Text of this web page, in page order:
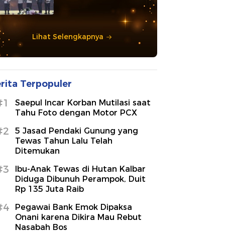
Lihat Selengkapnya
Terpopuler
Saepul Incar Korban Mutilasi saat
Tahu Foto dengan Motor PCX
5 Jasad Pendaki Gunung yang
Tewas Tahun Lalu Telah
Ditemukan
Ibu-Anak Tewas di Hutan Kalbar
Diduga Dibunuh Perampok, Duit
Rp 135 Juta Raib
Pegawai Bank Emok Dipaksa
Onani karena Dikira Mau Rebut
Nasabah Bos